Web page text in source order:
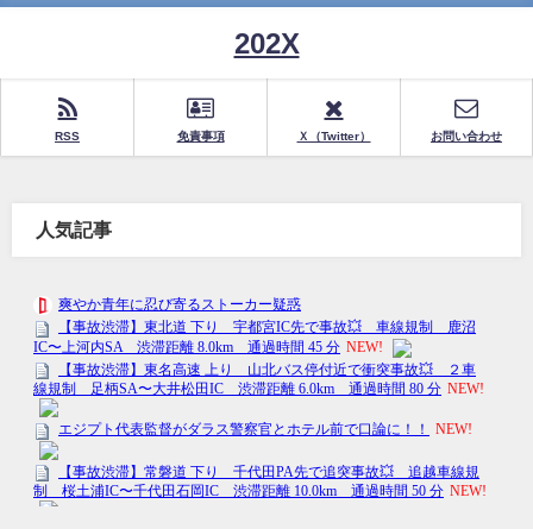
202X
RSS 免責事項 Ｘ（Twitter） お問い合わせ
人気記事